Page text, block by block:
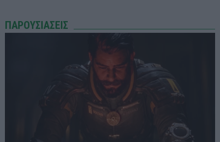
ΠΑΡΟΥΣΙΑΣΕΙΣ